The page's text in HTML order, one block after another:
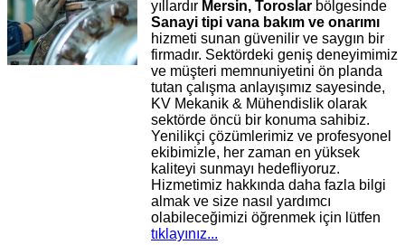
yıllardır Mersin, Toroslar bölgesinde
Sanayi tipi vana bakım ve onarımı
hizmeti sunan güvenilir ve saygın bir
firmadır. Sektördeki geniş deneyimimiz
ve müşteri memnuniyetini ön planda
tutan çalışma anlayışımız sayesinde,
KV Mekanik & Mühendislik olarak
sektörde öncü bir konuma sahibiz.
Yenilikçi çözümlerimiz ve profesyonel
ekibimizle, her zaman en yüksek
kaliteyi sunmayı hedefliyoruz.
Hizmetimiz hakkında daha fazla bilgi
almak ve size nasıl yardımcı
olabileceğimizi öğrenmek için lütfen
tıklayınız...